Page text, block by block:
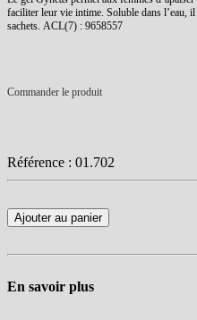
faciliter leur vie intime. Soluble dans l’eau, il
sachets. ACL(7) : 9658557
Commander le produit
Référence : 01.702
Ajouter au panier
En savoir plus